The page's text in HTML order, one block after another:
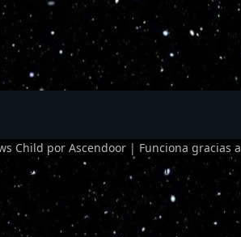
Child por Ascendoor | Funciona gracias a
by Seraphinite Accelerator
speed to be attractive for people and search engines.